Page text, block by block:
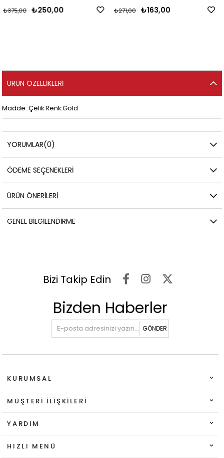
₺250,00
₺375,00 ₺163,00
₺271,00
ÜRÜN ÖZELLIKLERI
Madde: Çelik Renk:Gold
YORUMLAR(0)
ÖDEME SEÇENEKLERI
ÜRÜN ÖNERILERI
GENEL BILGILENDIRME
Bizi Takip Edin
Bizden Haberler
GÖNDER
KURUMSAL
MÜŞTERI İLIŞKILERI
YARDIM
HIZLI MENÜ